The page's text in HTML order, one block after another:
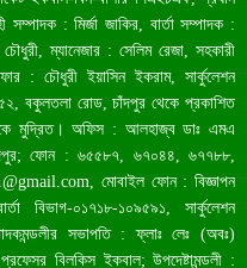
সম্পাদক : মির্জা জাকির, বার্তা সম্পাদক :
ম্যানেজার : সেলিম রেজা, সহকারী
: চৌধুরী ইয়াসিন ইকরাম, সার্কুলেশন
বকুলতলা রোড, চাঁদপুর থেকে প্রকাশিত
মুদ্রিত। অফিস : আলহাজ্ব ডাঃ এমএ
ফোন : ৬৫৫৮৭, ৬৭০৪৪, ৬৭৭৮৮,
, মোবাইল ফোন : বিজ্ঞাপন
বিভাগ-০১৭১৮-১০৯৫৯১, সার্কুলেশন
সভাপতি : ফ্লাঃ লেঃ (অবঃ)
বিলকিস ইকবাল; উপদেষ্টামন্ডলী :